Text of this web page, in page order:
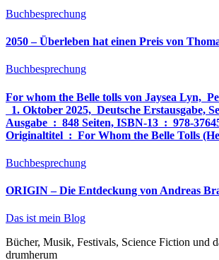
Buchbesprechung
2050 – Überleben hat einen Preis von
Buchbesprechung
For whom the Belle tolls von Jaysea Lyn,
1. Oktober 2025, ‎ Deutsche Erstausgabe,
Ausgabe ‏ : ‎ 848 Seiten, ISBN-13 ‏ : ‎ 978-3764533694,
Originaltitel ‏ : ‎ For Whom the Belle Tolls
Buchbesprechung
ORIGIN – Die Entdeckung von Andreas
Das ist mein Blog
Bücher, Musik, Festivals, Science Fiction und
drumherum